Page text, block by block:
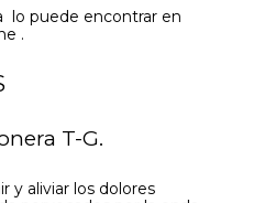
lo puede encontrar en
.
T-G.
y aliviar los dolores